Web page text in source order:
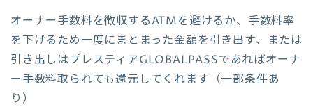
オーナー手数料を徴収するATMを避けるか、手数料率
を下げるため一度にまとまった金額を引き出す、または
引き出しはプレスティアGLOBALPASSであればオーナ
ー手数料取られても還元してくれます（一部条件あ
り）